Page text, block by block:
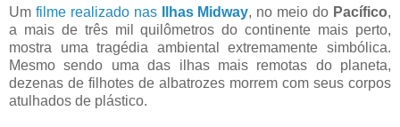
Um filme realizado nas Ilhas Midway, no meio do Pacífico,
a mais de três mil quilômetros do continente mais perto,
mostra uma tragédia ambiental extremamente simbólica.
Mesmo sendo uma das ilhas mais remotas do planeta,
dezenas de filhotes de albatrozes morrem com seus corpos
atulhados de plástico.